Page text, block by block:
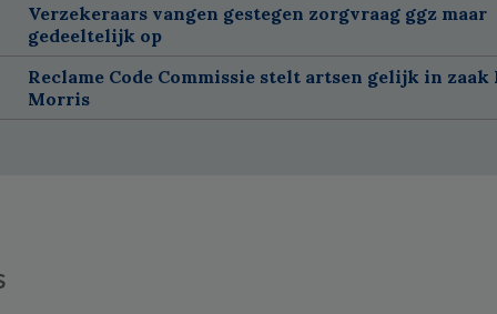
Verzekeraars vangen gestegen zorgvraag ggz maar
gedeeltelijk op
Reclame Code Commissie stelt artsen gelijk in
Morris